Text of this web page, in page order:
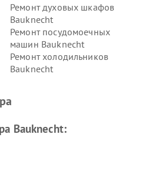
Ремонт духовых шкафов
Bauknecht
Ремонт посудомоечных
машин Bauknecht
Ремонт холодильников
Bauknecht
Bauknecht: